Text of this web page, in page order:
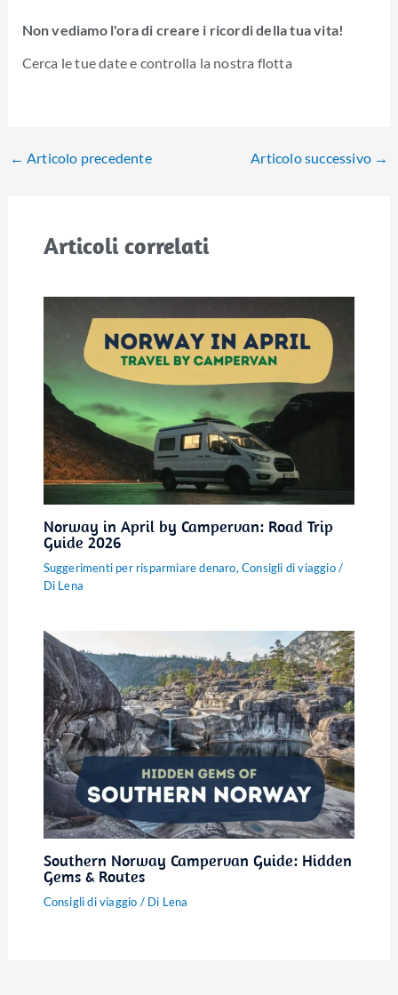
Non vediamo l'ora di creare i ricordi della tua vita!
Cerca le tue date e controlla la nostra flotta
← Articolo precedente Articolo successivo →
Articoli correlati
Norway in April by Campervan: Road Trip
Guide 2026
Suggerimenti per risparmiare denaro,Consigli di viaggio/
Di Lena
Southern Norway Campervan Guide: Hidden
Gems & Routes
Consigli di viaggio / Di Lena